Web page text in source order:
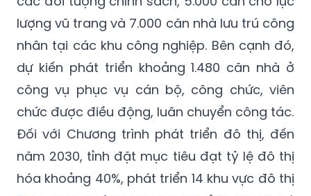
nhân tại các khu công nghiệp. Bên cạnh đó,
dự kiến phát triển khoảng 1.480 căn nhà ở
công vụ phục vụ cán bộ, công chức, viên
chức được điều động, luân chuyển công tác.
Đối với Chương trình phát triển đô thị, đến
năm 2030, tỉnh đặt mục tiêu đạt tỷ lệ đô thị
hóa khoảng 40%, phát triển 14 khu vực đô thị
theo định hướng quy hoạch tỉnh, trong đó
có 4 khu vực định hướng đạt tiêu chí đô thị